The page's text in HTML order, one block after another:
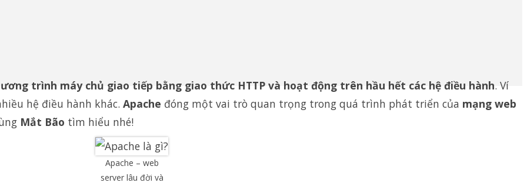
trình máy chủ giao tiếp bằng giao thức HTTP và hoạt động trên hầu hết các hệ điều hành. Ví
hệ điều hành khác. Apache đóng một vai trò quan trọng trong quá trình phát triển của mạng web
Mắt Bão tìm hiểu nhé!
Apache – web
server lâu đời và